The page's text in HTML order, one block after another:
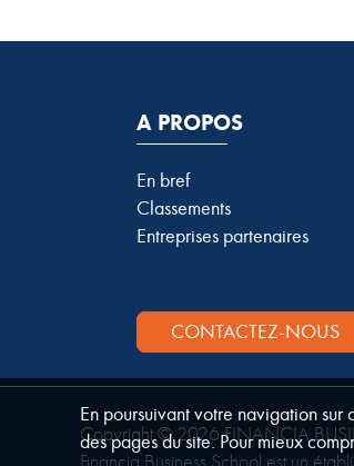
A PROPOS
En bref
Classements
Entreprises partenaires
CONTACTEZ-NOUS
Copyright © 2026 FINANCIA
En poursuivant votre navigation
des pages du site. Pour mieux